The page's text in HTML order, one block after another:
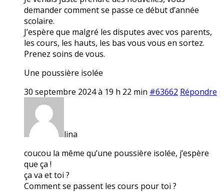
demander comment se passe ce début d’année
scolaire.
J’espère que malgré les disputes avec vos parents,
les cours, les hauts, les bas vous vous en sortez.
Prenez soins de vous.
Une poussière isolée
30 septembre 2024 à 19 h 22 min #63662 Répondre
lina
coucou la même qu’une poussière isolée, j’espère
que ça !
ça va et toi ?
Comment se passent les cours pour toi ?